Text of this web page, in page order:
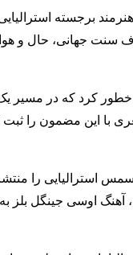
برجسته
سنت جهانی، حال و
خطور کرد که در
این مضمون را ثبت
۱۹۹۵ میلادی، آلبوم کریسمس
اوسی جینگل بلز